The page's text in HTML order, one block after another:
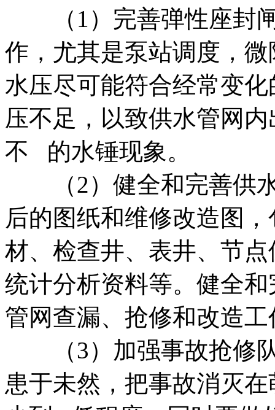
（1）完善弹性座封闸
作，尤其是泵站调度，
水压尽可能符合经常变
压不足，以致供水管网
不 的水锤现象。
（2）健全和完善供水
后的图纸和维修改造图
材、检查井、表井、节
统计分析资料等。健全
管网查漏、抢修和改造
（3）加强事故抢修
患于未然，把事故消灭